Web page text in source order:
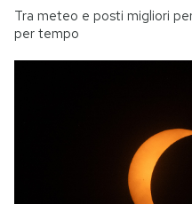
Tra meteo e posti migliori
per tempo